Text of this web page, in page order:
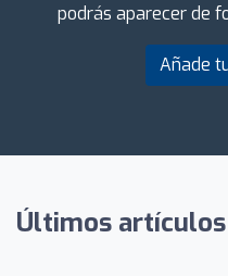
podrás aparecer de
Añade
Últimos